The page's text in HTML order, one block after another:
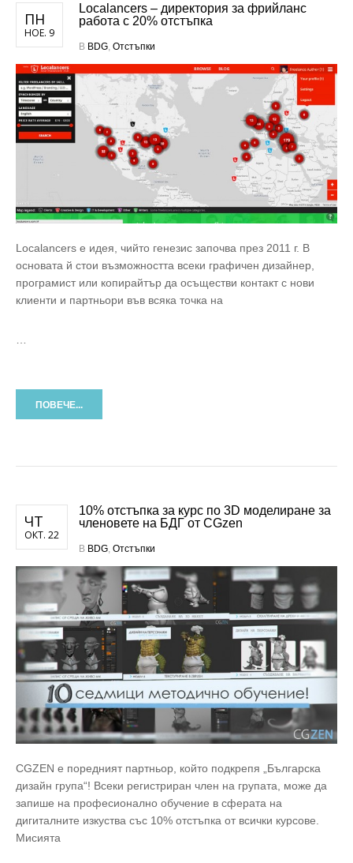
ПН
НОЕ. 9
Localancers – директория за фрийланс
работа с 20% отстъпка
В BDG Отстъпки
Localancers е идея, чийто генезис започва през 2011 г. В
основата й стои възможността всеки графичен дизайнер,
програмист или копирайтър да осъществи контакт с нови
клиенти и партньори във всяка точка на
…
ПОВЕЧЕ...
ЧТ
ОКТ. 22
10% отстъпка за курс по 3D моделиране за
членовете на БДГ от CGzen
В BDG, Отстъпки
CGZEN е поредният партньор, който подкрепя „Българска
дизайн група“! Всеки регистриран член на групата, може да
запише на професионално обучение в сферата на
дигиталните изкуства със 10% отстъпка от всички курсове.
Мисията